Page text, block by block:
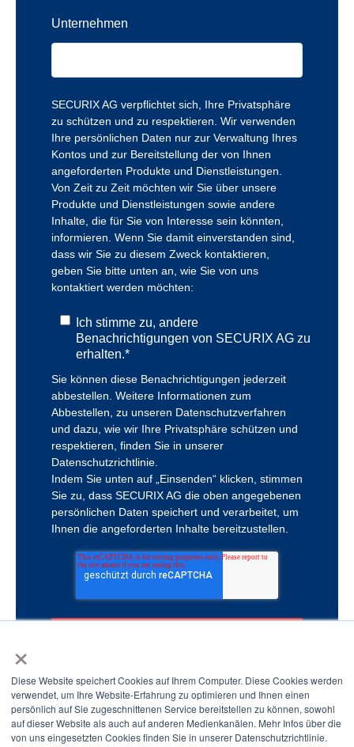
×
Diese Website speichert Cookies auf Ihrem Computer. Diese Cookies werden
verwendet, um Ihre Website-Erfahrung zu optimieren und Ihnen einen
persönlich auf Sie zugeschnittenen Service bereitstellen zu können, sowohl
auf dieser Website als auch auf anderen Medienkanälen. Mehr Infos über die
von uns eingesetzten Cookies finden Sie in unserer Datenschutzrichtlinie.
Unternehmen
SECURIX AG verpflichtet sich, Ihre Privatsphäre
zu schützen und zu respektieren. Wir verwenden
Ihre persönlichen Daten nur zur Verwaltung Ihres
Kontos und zur Bereitstellung der von Ihnen
angeforderten Produkte und Dienstleistungen.
Von Zeit zu Zeit möchten wir Sie über unsere
Produkte und Dienstleistungen sowie andere
Inhalte, die für Sie von Interesse sein könnten,
informieren. Wenn Sie damit einverstanden sind,
dass wir Sie zu diesem Zweck kontaktieren,
geben Sie bitte unten an, wie Sie von uns
kontaktiert werden möchten:
Ich stimme zu, andere
Benachrichtigungen von SECURIX AG zu
erhalten.*
Sie können diese Benachrichtigungen jederzeit
abbestellen. Weitere Informationen zum
Abbestellen, zu unseren Datenschutzverfahren
und dazu, wie wir Ihre Privatsphäre schützen und
respektieren, finden Sie in unserer
Datenschutzrichtlinie.
Indem Sie unten auf „Einsenden“ klicken, stimmen
Sie zu, dass SECURIX AG die oben angegebenen
persönlichen Daten speichert und verarbeitet, um
Ihnen die angeforderten Inhalte bereitzustellen.